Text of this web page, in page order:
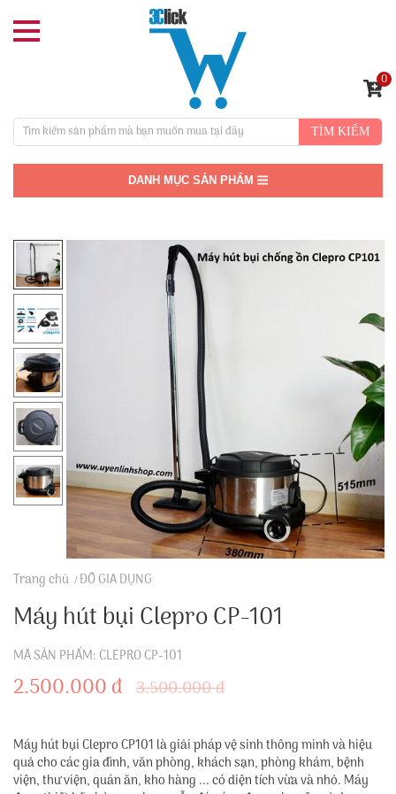
TÌM KIẾM
0
DANH MỤC SẢN PHẨM
Trang chủ ĐỒ GIA DỤNG
Máy hút bụi Clepro CP-101
MÃ SẢN PHẨM: CLEPRO CP-101
2.500.000 đ 3.500.000 đ
Máy hút bụi Clepro CP101 là giải pháp vệ sinh thông minh và hiệu
quả cho các gia đình, văn phòng, khách sạn, phòng khám, bệnh
viện, thư viện, quán ăn, kho hàng ... có diện tích vừa và nhỏ. Máy